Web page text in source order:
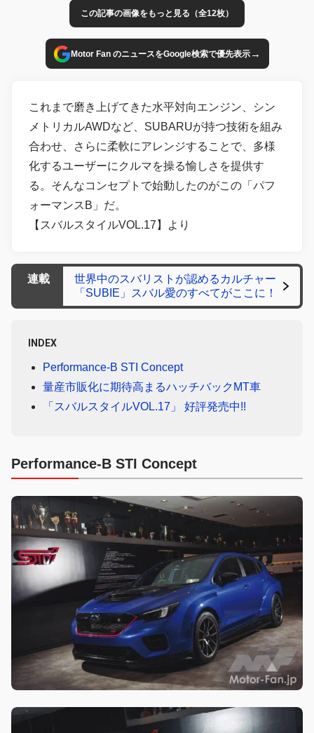
この記事の画像をもっと見る（全12枚）
Motor Fan のニュースをGoogle検索で優先表示→
これまで磨き上げてきた水平対向エンジン、シン
メトリカルAWDなど、SUBARUが持つ技術を組み
合わせ、さらに柔軟にアレンジすることで、多様
化するユーザーにクルマを操る愉しさを提供す
る。そんなコンセプトで始動したのがこの「パフ
ォーマンスB」だ。
【スバルスタイルVOL.17】より
連載
世界中のスバリストが認めるカルチャー
「SUBIE」スバル愛のすべてがここに！
INDEX
Performance-B STI Concept
量産市販化に期待高まるハッチバックMT車
「スバルスタイルVOL.17」 好評発売中!!
Performance-B STI Concept